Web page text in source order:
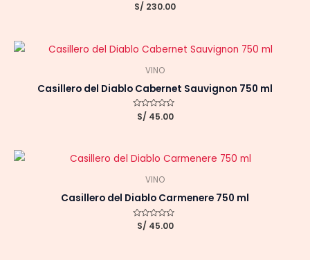
Valorado
con
S/ 230.00
VINO
Casillero del Diablo Cabernet Sauvignon 750 ml
Valorado
con
S/ 45.00
VINO
Casillero del Diablo Carmenere 750 ml
Valorado
con
S/ 45.00